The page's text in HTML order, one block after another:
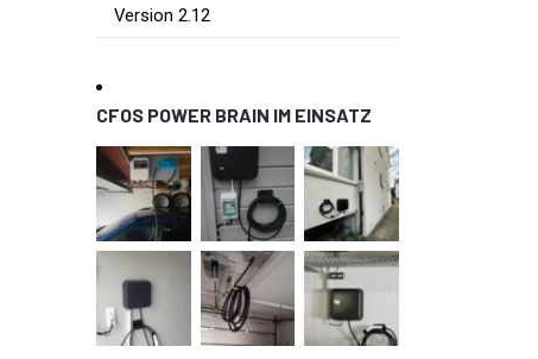
Version 2.12
CFOS POWER BRAIN IM EINSATZ